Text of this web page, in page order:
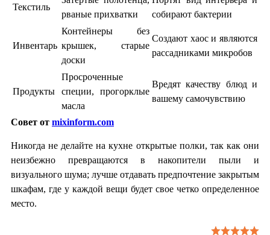
Текстиль
рваные прихватки
собирают бактерии
Инвентарь
Контейнеры без
крышек, старые
доски
Создают хаос и являются
рассадниками микробов
Продукты
Просроченные
специи, прогорклые
масла
Вредят качеству блюд и
вашему самочувствию
Совет от mixinform.com
Никогда не делайте на кухне открытые полки, так как они
неизбежно превращаются в накопители пыли и
визуального шума; лучше отдавать предпочтение закрытым
шкафам, где у каждой вещи будет свое четко определенное
место.